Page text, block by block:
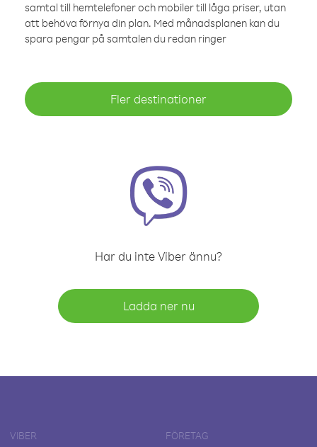
samtal till hemtelefoner och mobiler till låga priser, utan
att behöva förnya din plan. Med månadsplanen kan du
spara pengar på samtalen du redan ringer
Fler destinationer
Har du inte Viber ännu?
Ladda ner nu
VIBER FÖRETAG